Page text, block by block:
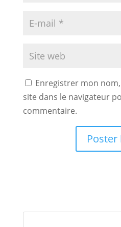
Enregistrer mon
site dans le navigateur
commentaire.